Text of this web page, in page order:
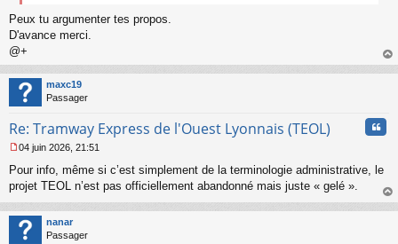
l
u
Peux tu argumenter tes propos.
D'avance merci.
@+
au
maxc19
Passager
Re: Tramway Express de l'Ouest Lyonnais (TEOL)
e
s
a
g
e
04 juin 2026, 21:51
Pour info, même si c’est simplement de la terminologie administrative, le
projet TEOL n’est pas officiellement abandonné mais juste « gelé ».
au
nanar
Passager